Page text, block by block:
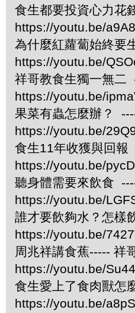
食生都要投資心力花
https://youtu.be/
為什麼紅蘿蔔始終要
https://youtu.be/
祥哥教食生獨一無二
https://youtu.be/
果菜有蟲怎麼辦？
https://youtu.be/
食生11年收獲與回
https://youtu.be/
聽身體需要來飲食
https://youtu.be/
誰才要飲夠水？怎樣
https://youtu.be/
周兆祥講食蕉----- 祥
https://youtu.be/
食生愛上了食肉獸怎
https://youtu.be/